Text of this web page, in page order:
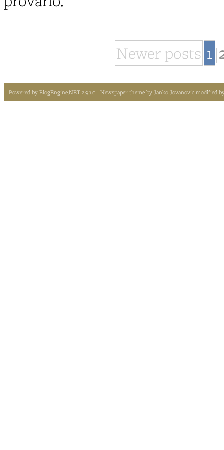
Newer posts 1
Powered byBlogEngine.NET 2.9.1.0 | Newspaper theme byJanko Jovanovicmodified